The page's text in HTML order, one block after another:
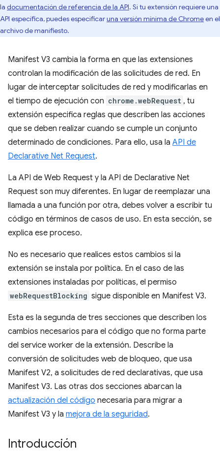
la documentación de referencia de la API. Si tu extensión requiere una
API específica, puedes especificaruna versión mínima de Chromeen el
archivo de manifiesto.
Manifest V3 cambia la forma en que las extensiones
controlan la modificación de las solicitudes de red. En
lugar de interceptar solicitudes de red y modificarlas en
el tiempo de ejecución con chrome.webRequest , tu
extensión especifica reglas que describen las acciones
que se deben realizar cuando se cumple un conjunto
determinado de condiciones. Para ello, usa la API de
Declarative Net Request.
La API de Web Request y la API de Declarative Net
Request son muy diferentes. En lugar de reemplazar una
llamada a una función por otra, debes volver a escribir tu
código en términos de casos de uso. En esta sección, se
explica ese proceso.
No es necesario que realices estos cambios si la
extensión se instala por política. En el caso de las
extensiones instaladas por políticas, el permiso
webRequestBlocking sigue disponible en Manifest V3.
Esta es la segunda de tres secciones que describen los
cambios necesarios para el código que no forma parte
del service worker de la extensión. Describe la
conversión de solicitudes web de bloqueo, que usa
Manifest V2, a solicitudes de red declarativas, que usa
Manifest V3. Las otras dos secciones abarcan la
actualización del código necesaria para migrar a
Manifest V3 y la mejora de la seguridad.
Introducción